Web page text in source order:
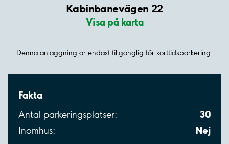
Kabinbanevägen 22
Visa på karta
Denna anläggning är endast tillgänglig för korttidsparkering.
Fakta
Antal parkeringsplatser: 30
Inomhus: Nej